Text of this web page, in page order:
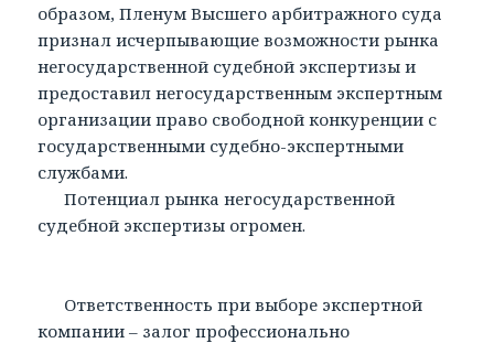
образом, Пленум Высшего арбитражного суда
признал исчерпывающие возможности рынка
негосударственной судебной экспертизы и
предоставил негосударственным экспертным
организации право свободной конкуренции с
государственными судебно-экспертными
службами.
Потенциал рынка негосударственной
судебной экспертизы огромен.
Ответственность при выборе экспертной
компании – залог профессионально